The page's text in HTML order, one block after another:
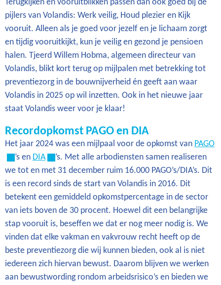
Terugkijken en vooruitblikken passen dan ook goed bij de
pijlers van Volandis: Werk veilig, Houd plezier en Kijk
vooruit. Alleen als je goed voor jezelf en je lichaam zorgt
en tijdig vooruitkijkt, kun je veilig en gezond je pensioen
halen. Tjeerd Willem Hobma, algemeen directeur van
Volandis, blikt kort terug op mijlpalen met betrekking tot
preventiezorg in de bouwnijverheid én geeft aan waar
Volandis in 2025 op wil inzetten. Ook in het nieuwe jaar
staat Volandis weer voor je klaar!
Recordopkomst PAGO en DIA
Het jaar 2024 was een mijlpaal voor de opkomst van PAGO
’s en DIA
’s. Met alle arbodiensten samen realiseren
we tot en met 31 december ruim 16.000 PAGO’s/DIA’s. Dit
is een record sinds de start van Volandis in 2016. Dit
betekent een gemiddeld opkomstpercentage in de sector
van iets boven de 30 procent. Hoewel dit een belangrijke
stap vooruit is, beseffen we dat er nog meer nodig is. We
vinden dat elke vakman en vakvrouw recht heeft op de
beste preventiezorg die wij kunnen bieden, ook al is niet
iedereen zich hiervan bewust. Daarom blijven we werken
aan bewustwording rondom arbeidsrisico’s en bieden we